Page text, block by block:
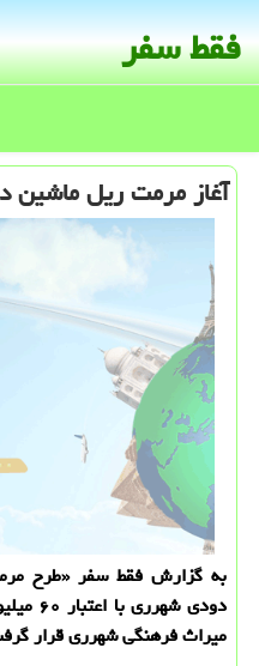
فقط سفر
آغاز مرمت ریل ماشین
به گزارش فقط سفر «طرح
دودی
میراث فرهنگی شهرری قرار